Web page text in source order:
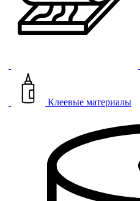
Клеевые материалы